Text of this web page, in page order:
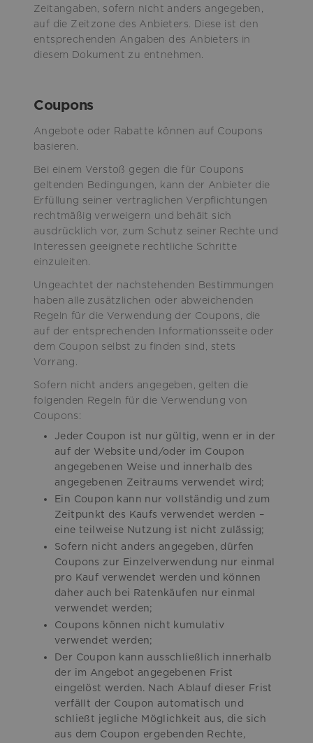
Zeitangaben, sofern nicht anders angegeben,
auf die Zeitzone des Anbieters. Diese ist den
entsprechenden Angaben des Anbieters in
diesem Dokument zu entnehmen.
Coupons
Angebote oder Rabatte können auf Coupons
basieren.
Bei einem Verstoß gegen die für Coupons
geltenden Bedingungen, kann der Anbieter die
Erfüllung seiner vertraglichen Verpflichtungen
rechtmäßig verweigern und behält sich
ausdrücklich vor, zum Schutz seiner Rechte und
Interessen geeignete rechtliche Schritte
einzuleiten.
Ungeachtet der nachstehenden Bestimmungen
haben alle zusätzlichen oder abweichenden
Regeln für die Verwendung der Coupons, die
auf der entsprechenden Informationsseite oder
dem Coupon selbst zu finden sind, stets
Vorrang.
Sofern nicht anders angegeben, gelten die
folgenden Regeln für die Verwendung von
Coupons:
Jeder Coupon ist nur gültig, wenn er in der
auf der Website und/oder im Coupon
angegebenen Weise und innerhalb des
angegebenen Zeitraums verwendet wird;
Ein Coupon kann nur vollständig und zum
Zeitpunkt des Kaufs verwendet werden –
eine teilweise Nutzung ist nicht zulässig;
Sofern nicht anders angegeben, dürfen
Coupons zur Einzelverwendung nur einmal
pro Kauf verwendet werden und können
daher auch bei Ratenkäufen nur einmal
verwendet werden;
Coupons können nicht kumulativ
verwendet werden;
Der Coupon kann ausschließlich innerhalb
der im Angebot angegebenen Frist
eingelöst werden. Nach Ablauf dieser Frist
verfällt der Coupon automatisch und
schließt jegliche Möglichkeit aus, die sich
aus dem Coupon ergebenden Rechte,